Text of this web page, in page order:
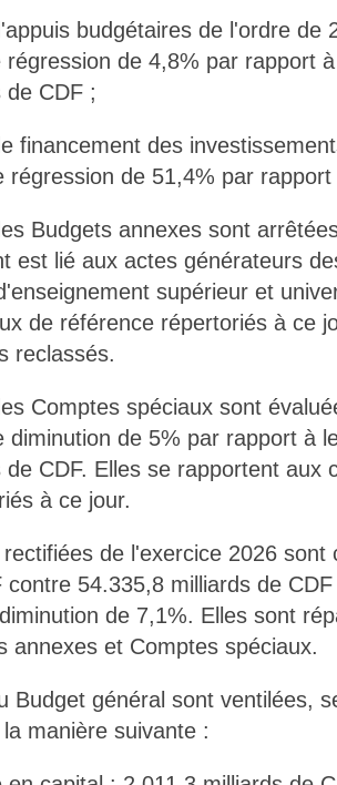
budgétaires de l'ordre de
de 4,8% par rapport
de CDF ;
financement des
régression de 51,4% par
Budgets annexes sont
est lié aux actes générateurs
supérieur et
de référence répertoriés à ce
reclassés.
Comptes spéciaux sont
diminution de 5% par rapport à
de CDF. Elles se rapportent aux
à ce jour.
de l'exercice 2026 sont
contre 54.335,8 milliards de
de 7,1%. Elles sont
annexes et Comptes spéciaux.
Budget général sont ventilées,
manière suivante :